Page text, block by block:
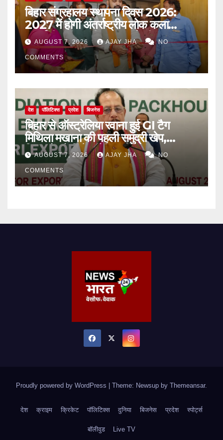
बिहार संग्रहालय स्थापना दिवस 2026:
2027 में होगी अंतर्राष्ट्रीय लोक कला
प्रदर्शनी, मुख्यमंत्री सम्राट चौधरी का बड़ा
ऐलान
AUGUST 7, 2026 AJAY JHA NO
COMMENTS
देश पॉलिटिक्स प्रदेश बिजनेस
बिहार से ऑस्ट्रेलिया रवाना हुई GI टैग
मिथिला मखाना की पहली समुद्री खेप,
किसानों को मिलेगा वैश्विक बाजार
AUGUST 7, 2026 AJAY JHA NO
COMMENTS
Proudly powered by WordPress Theme: Newsup by Themeansar.
देश क्राइम क्रिकेट पॉलिटिक्स दुनिया बिजनेस प्रदेश स्पोर्ट्स
बॉलीवुड Live TV